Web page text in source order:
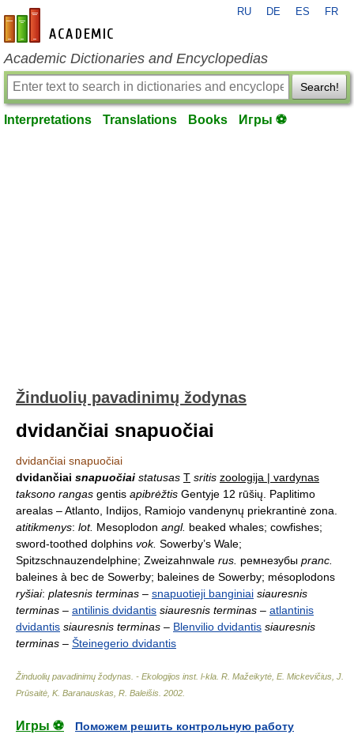
en-academic.com
RU DE ES FR
Academic Dictionaries and Encyclopedias
Search!
Interpretations Translations Books Игры ⚽
Žinduolių pavadinimų žodynas
dvidančiai snapuočiai
dvidančiai snapuočiai
dvidančiai snapuočiai statusas T sritis zoologija | vardynas
taksono rangas gentis apibrėžtis Gentyje 12 rūšių. Paplitimo
arealas – Atlanto, Indijos, Ramiojo vandenynų priekrantinė zona.
atitikmenys: lot. Mesoplodon angl. beaked whales; cowfishes;
sword-toothed dolphins vok. Sowerby’s Wale;
Spitzschnauzendelphine; Zweizahnwale rus. ремнезубы pranc.
baleines à bec de Sowerby; baleines de Sowerby; mésoplodons
ryšiai: platesnis terminas – snapuotieji banginiai siauresnis
terminas – antilinis dvidantis siauresnis terminas – atlantinis
dvidantis siauresnis terminas – Blenvilio dvidantis siauresnis
terminas – Šteinegerio dvidantis
Žinduolių pavadinimų žodynas. - Ekologijos inst. l-kla R. Mažeikytė, E. Mickevičius, J.
Prūsaitė, K. Baranauskas, R. Baleišis 2002
Игры ⚽
Поможем решить контрольную работу